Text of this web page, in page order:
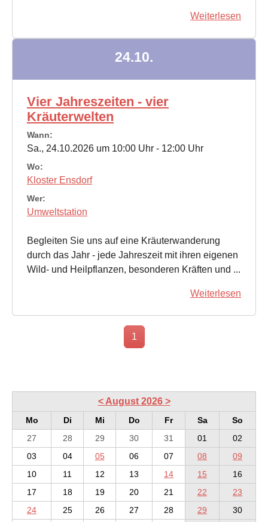
Weiterlesen
24.10.
Vier Jahreszeiten - vier
Kräuterwelten
Wann:
Sa., 24.10.2026 um 10:00 Uhr - 12:00 Uhr
Wo:
Kloster Ensdorf
Wer:
Umweltstation
Begleiten Sie uns auf eine Kräuterwanderung
durch das Jahr - jede Jahreszeit mit ihren eigenen
Wild- und Heilpflanzen, besonderen Kräften und ...
Weiterlesen
1
< August 2026 >
Mo Di Mi Do Fr Sa
So
27
28 29 30 31 01
02
03
04 05 06 07 08
09
10
11 12 13 14 15
16
17
18 19 20 21 22
23
24
25 26 27 28 29
30